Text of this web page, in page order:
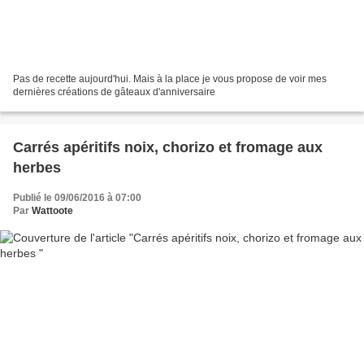
Pas de recette aujourd'hui. Mais à la place je vous propose de voir mes
dernières créations de gâteaux d'anniversaire
Carrés apéritifs noix, chorizo et fromage aux
herbes
Publié le 09/06/2016 à 07:00
Par Wattoote